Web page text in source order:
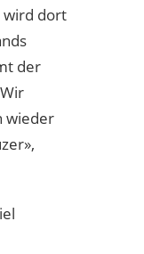
wird dort
der
wieder